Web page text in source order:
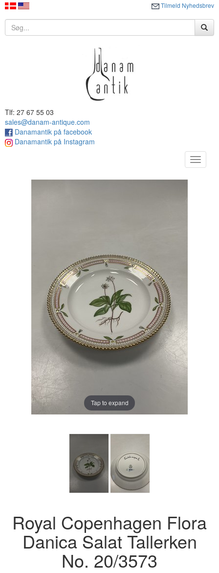
Tilmeld Nyhedsbrev
Tlf: 27 67 55 03
sales@danam-antique.com
Danamantik på facebook
Danamantik på Instagram
Toggle
Tap to expand
Royal Copenhagen Flora
Danica Salat Tallerken
No. 20/3573